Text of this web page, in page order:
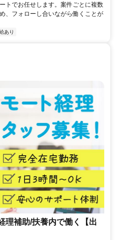
トでお任せします。案件ごとに複数
、フォローし合いながら働くことが
あり
理補助/扶養内で働く【出